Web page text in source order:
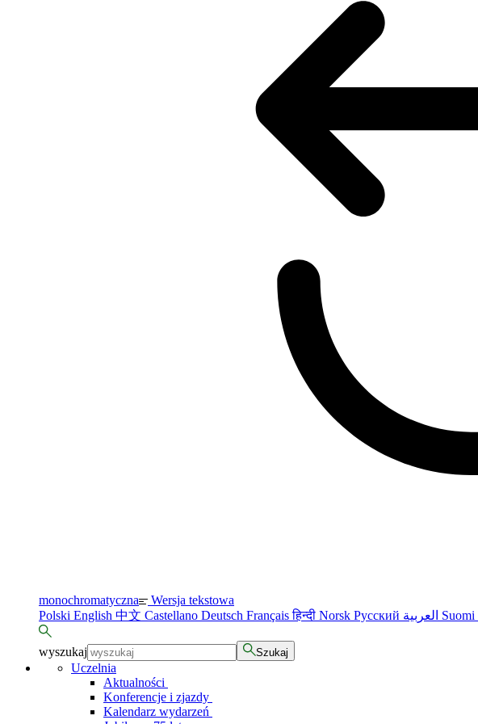
monochromatyczna Wersja tekstowa
Polski English 中文 Castellano Deutsch Françaisहिन्दी Norsk Русский Suomi
wyszukaj Szukaj
Uczelnia
Aktualności
Konferencje i zjazdy
Kalendarz wydarzeń